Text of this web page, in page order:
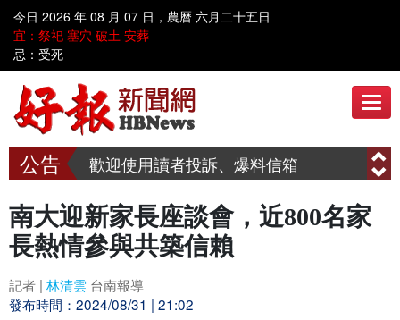
今日 2026 年 08 月 07 日，農曆 六月二十五日
宜：祭祀 塞穴 破土 安葬
忌：受死
歡迎使用讀者投訴、爆料信箱
呼叫善心人士~~ 漢明慈善會需要您共同關懷弱勢家庭、送愛到偏鄉
歡迎使用讀者投訴、爆料信箱
南大迎新家長座談會，近800名家
長熱情參與共築信賴
記者 | 林清雲 台南報導
發布時間：2024/08/31 | 21:02